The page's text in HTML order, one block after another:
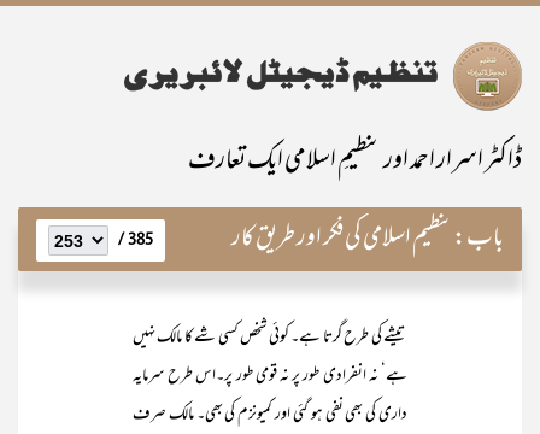
ڈاکٹر اسرار احمد اور تنظیمِ اسلامی ایک تعارف
باب:تنظیم اسلامی کی فکر اور طریق کار 385 /
تیشے کی طرح گرتا ہے۔ کوئی شخص کسی شے کا مالک نہیں
ہے‘ نہ انفرادی طور پر نہ قومی طور پر۔اس طرح سرمایہ
داری کی بھی نفی ہو گئی اور کمیونزم کی بھی۔ مالک صرف